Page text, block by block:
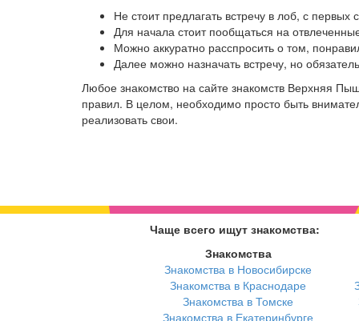
Не стоит предлагать встречу в лоб, с
Для начала стоит пообщаться на
Можно аккуратно расспросить о том,
Далее можно назначать встречу, но
Любое знакомство на сайте знакомств Верхняя
правил. В целом, необходимо просто быть
реализовать свои.
Чаще всего ищут знакомства:
Знакомства
Знакомства в Новосибирске
Знакомства в Краснодаре
Знакомства в Томске
Знакомства в Екатеринбурге